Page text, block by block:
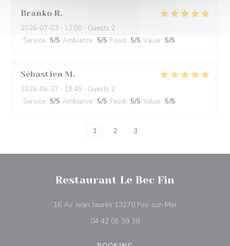
Branko R
2026-07-03 - 12:00 - Guests 2
Service : 5/5 Ambiance : 5/5 Food : 5/5 Value : 5/5
Sébastien M
2026-06-27 - 19:45 - Guests 2
Service : 5/5 Ambiance : 5/5 Food : 5/5 Value : 5/5
1 2 3
Restaurant Le Bec Fin
16 Av. Jean Jaurès 13270 Fos-sur-Mer((opens in a
04 42 05 39 38